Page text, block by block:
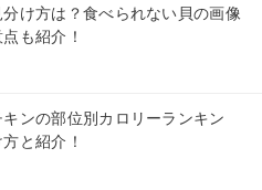
け方は？食べられない貝の画像
も紹介！
ンの部位別カロリーランキン
と紹介！